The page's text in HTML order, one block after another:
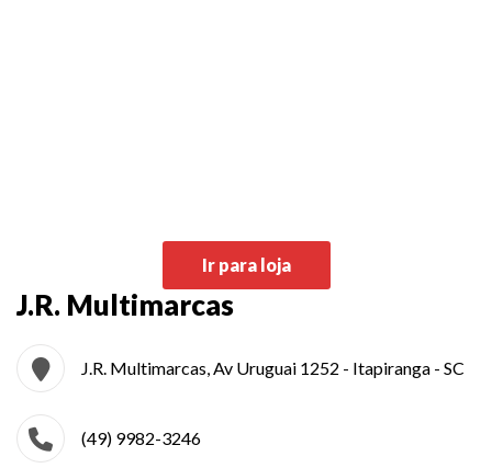
Ir para loja
J.R. Multimarcas
J.R. Multimarcas, Av Uruguai 1252 - Itapiranga - SC
(49) 9982-3246